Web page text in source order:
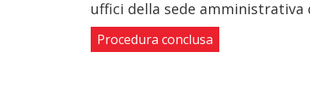
uffici della sede amministrativa
Procedura conclusa